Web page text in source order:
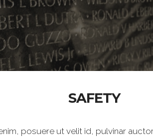
SAFETY
posuere ut velit id, pulvinar